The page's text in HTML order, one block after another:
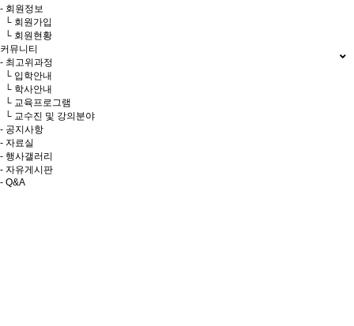
- 회원정보
└ 회원가입
└ 회원현황
커뮤니티
- 최고위과정
└ 입학안내
└ 학사안내
└ 교육프로그램
└ 교수진 및 강의분야
- 공지사항
- 자료실
- 행사갤러리
- 자유게시판
- Q&A